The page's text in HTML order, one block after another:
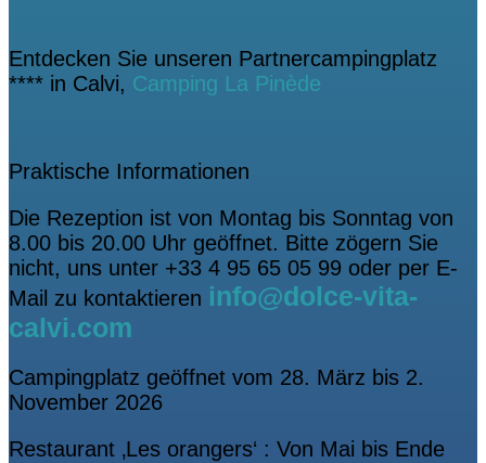
Entdecken Sie unseren Partnercampingplatz
**** in Calvi, Camping La Pinède
Praktische Informationen
Die Rezeption ist von Montag bis Sonntag von
8.00 bis 20.00 Uhr geöffnet. Bitte zögern Sie
nicht, uns unter +33 4 95 65 05 99 oder per E-
Mail zu kontaktieren info@dolce-vita-
calvi.com
Campingplatz geöffnet vom 28. März bis 2.
November 2026
Restaurant ‚Les orangers‘ : Von Mai bis Ende